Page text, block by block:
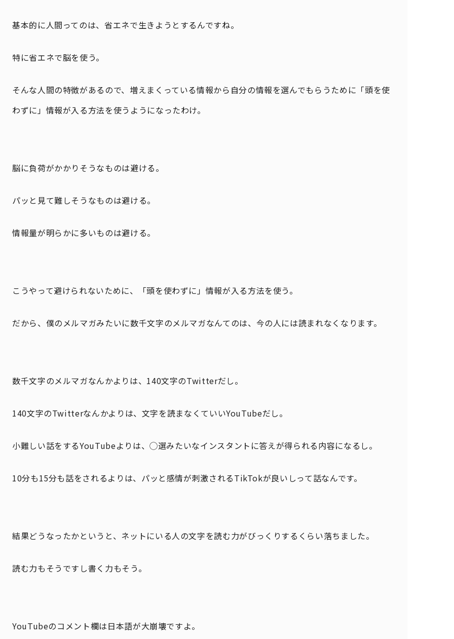
基本的に人間ってのは、省エネで生きようとするんですね。
特に省エネで脳を使う。
そんな人間の特徴があるので、増えまくっている情報から自分の情報を選んでもらうために「頭を使
わずに」情報が入る方法を使うようになったわけ。
脳に負荷がかかりそうなものは避ける。
パッと見て難しそうなものは避ける。
情報量が明らかに多いものは避ける。
こうやって避けられないために、「頭を使わずに」情報が入る方法を使う。
だから、僕のメルマガみたいに数千文字のメルマガなんてのは、今の人には読まれなくなります。
数千文字のメルマガなんかよりは、140文字のTwitterだし。
140文字のTwitterなんかよりは、文字を読まなくていいYouTubeだし。
小難しい話をするYouTubeよりは、◯選みたいなインスタントに答えが得られる内容になるし。
10分も15分も話をされるよりは、パッと感情が刺激されるTikTokが良いしって話なんです。
結果どうなったかというと、ネットにいる人の文字を読む力がびっくりするくらい落ちました。
読む力もそうですし書く力もそう。
YouTubeのコメント欄は日本語が大崩壊ですよ。